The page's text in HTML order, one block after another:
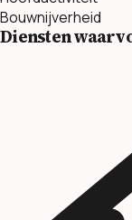
Bouwnijverheid
Diensten